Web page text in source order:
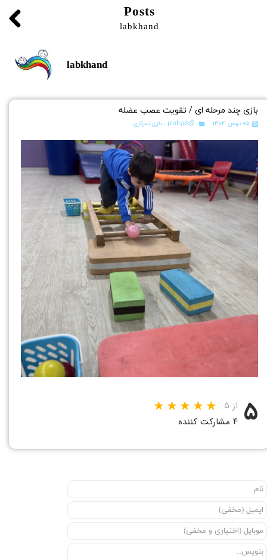
Posts
labkhand
labkhand
بازی چند مرحله ای / تقویت عصب عضله
۰۵ بهمن ۱۴۰۴ @pishyek ،بازی تمرکزی
۵ از ۵
۴ مشارکت کننده